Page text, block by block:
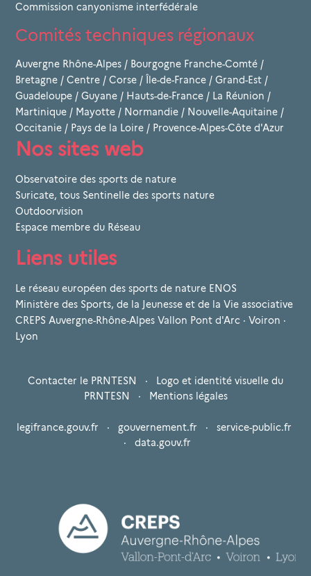
Commission canyonisme interfédérale
Comités techniques régionaux
Auvergne Rhône-Alpes / Bourgogne Franche-Comté /
Bretagne / Centre / Corse / Île-de-France / Grand-Est /
Guadeloupe / Guyane / Hauts-de-France / La Réunion /
Martinique / Mayotte / Normandie / Nouvelle-Aquitaine /
Occitanie / Pays de la Loire / Provence-Alpes-Côte d'Azur
Nos sites web
Observatoire des sports de nature
Suricate, tous Sentinelle des sports nature
Outdoorvision
Espace membre du Réseau
Liens utiles
Le réseau européen des sports de nature ENOS
Ministère des Sports, de la Jeunesse et de la Vie associative
CREPS Auvergne-Rhône-Alpes Vallon Pont d'Arc · Voiron ·
Lyon
Contacter le PRNTESN ·
Logo et identité visuelle du
PRNTESN
· Mentions légales
legifrance.gouv.fr · gouvernement.fr · service-public.fr
· data.gouv.fr